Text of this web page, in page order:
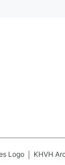
KHVH